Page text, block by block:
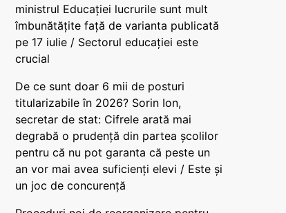
ministrul Educației lucrurile sunt mult
îmbunătățite față de varianta publicată
pe 17 iulie / Sectorul educației este
crucial
De ce sunt doar 6 mii de posturi
titularizabile în 2026? Sorin Ion,
secretar de stat: Cifrele arată mai
degrabă o prudență din partea școlilor
pentru că nu pot garanta că peste un
an vor mai avea suficienți elevi / Este și
un joc de concurență